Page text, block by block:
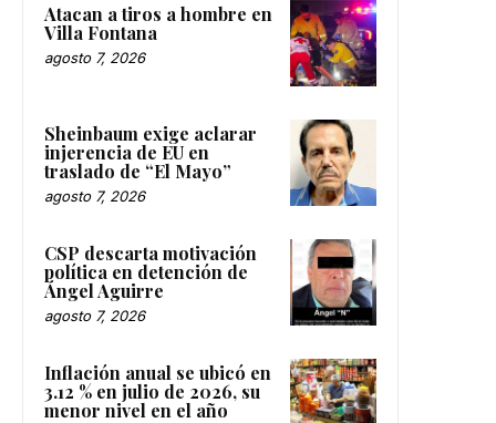
Atacan a tiros a hombre en
Villa Fontana
agosto 7, 2026
Sheinbaum exige aclarar
injerencia de EU en
traslado de “El Mayo”
agosto 7, 2026
CSP descarta motivación
política en detención de
Ángel Aguirre
agosto 7, 2026
Inflación anual se ubicó en
3.12 % en julio de 2026, su
menor nivel en el año